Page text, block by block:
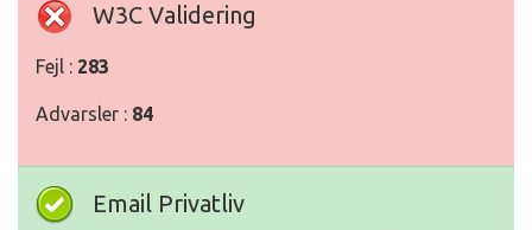
W3C Validering
Fejl : 283
Advarsler : 84
Email Privatliv